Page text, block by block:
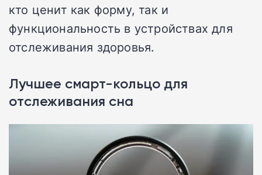
кто ценит как форму, так и
функциональность в устройствах для
отслеживания здоровья.
Лучшее смарт-кольцо для
отслеживания сна